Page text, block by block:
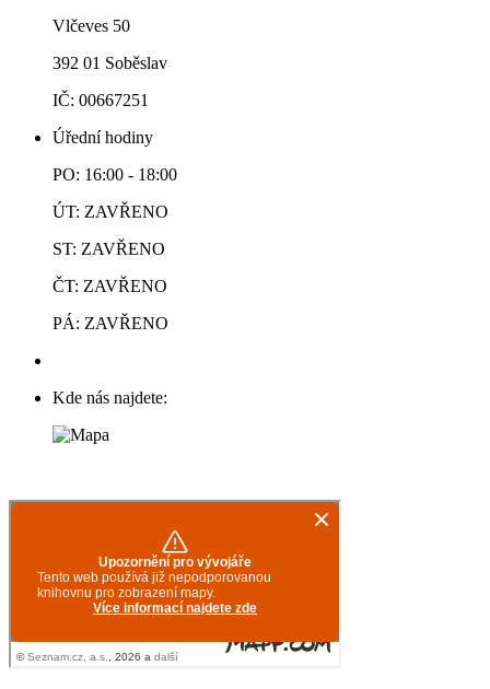
Vlčeves 50
392 01 Soběslav
IČ: 00667251
Úřední hodiny
PO: 16:00 - 18:00
ÚT: ZAVŘENO
ST: ZAVŘENO
ČT: ZAVŘENO
PÁ: ZAVŘENO
Kde nás najdete: